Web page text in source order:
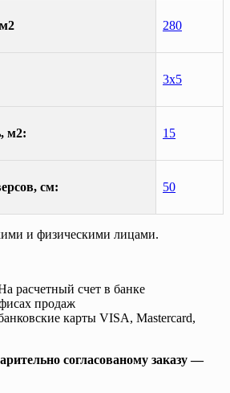
280
3х5
м2: 15
см: 50
и физическими лицами.
расчетный счет в банке
продаж
карты VISA, Mastercard,
согласованому заказу —